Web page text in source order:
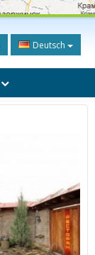
Deutsch